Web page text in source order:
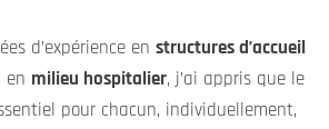
d’expérience en structures d’accueil
milieu hospitalier, j’ai appris que le
pour chacun, individuellement,